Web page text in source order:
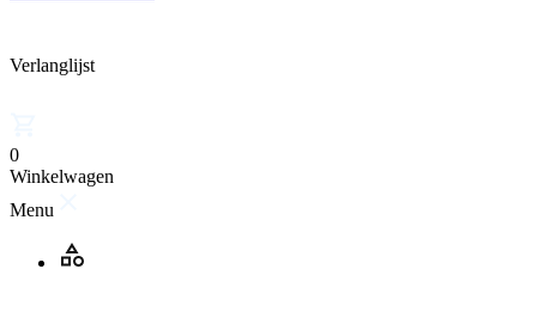
Verlanglijst
0
Winkelwagen
Menu